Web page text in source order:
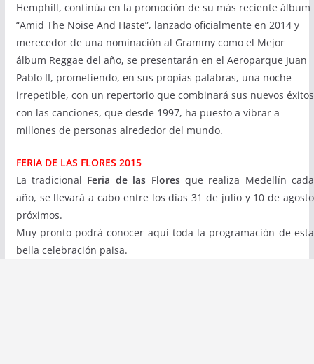
Hemphill, continúa en la promoción de su más reciente álbum
“Amid The Noise And Haste”, lanzado oficialmente en 2014 y
merecedor de una nominación al Grammy como el Mejor
álbum Reggae del año, se presentarán en el Aeroparque Juan
Pablo II, prometiendo, en sus propias palabras, una noche
irrepetible, con un repertorio que combinará sus nuevos éxitos
con las canciones, que desde 1997, ha puesto a vibrar a
millones de personas alrededor del mundo.
FERIA DE LAS FLORES 2015
La tradicional Feria de las Floresque realiza Medellín cada
año, se llevará a cabo entre los días 31 de julio y 10 de agosto
próximos.
Muy pronto podrá conocer aquí toda la programación de esta
bella celebración paisa.